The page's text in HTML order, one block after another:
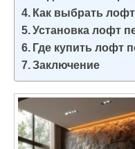
Как выбрать
Установка лофт
Где купить лофт
Заключение